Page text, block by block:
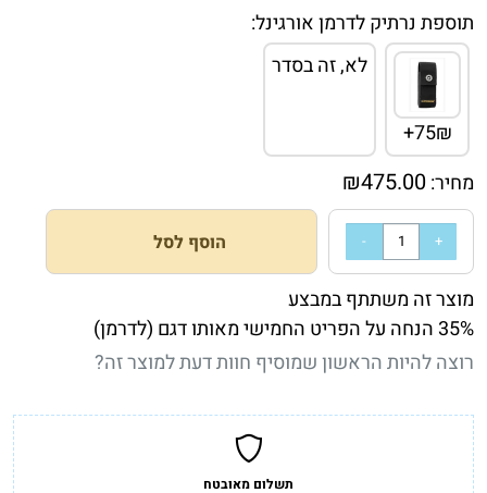
תוספת נרתיק לדרמן אורגינל:
75₪+
לא, זה בסדר
מחיר: ₪475.00
הוסף לסל
מוצר זה משתתף במבצע
35% הנחה על הפריט החמישי מאותו דגם (לדרמן)
רוצה להיות הראשון שמוסיף חוות דעת למוצר זה?
תשלום מאובטח